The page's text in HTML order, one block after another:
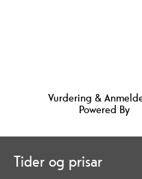
Vurdering &
Powered By
Tider og prisar